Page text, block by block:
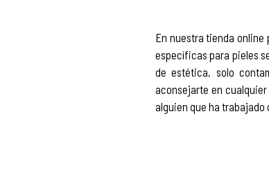
En nuestra tienda
específicas para pieles
de estética, solo
aconsejarte en
alguien que ha trabajado